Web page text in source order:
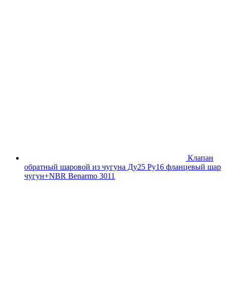
Клапан
обратный шаровой из чугуна Ду25 Ру16 фланцевый шар
чугун+NBR Benarmo 3011